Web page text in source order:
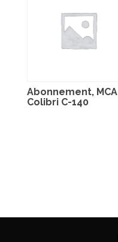
Abonnement, MCA
Colibri C-140